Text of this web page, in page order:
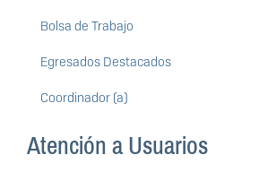
Bolsa de Trabajo
Egresados Destacados
Coordinador (a)
Atención a Usuarios